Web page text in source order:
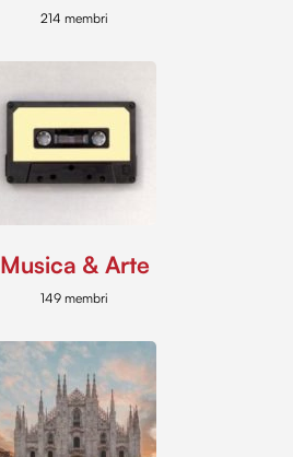
214 membri
Musica & Arte
149 membri